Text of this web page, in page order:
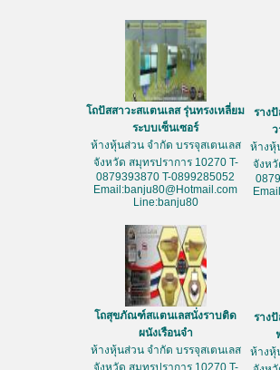
โถปัสสาวะสแตนเลส รุ่นทรงเหลี่ยม
ระบบเซ็นเซอร์
ห้างหุ้นส่วน จำกัด บรรจุสเตนเลส
จังหวัด สมุทรปราการ 10270 T-
0879393870 T-0899285052
Email:banju80@Hotmail.com
Line:banju80
ราง
ห้างหุ้
จังห
โถสุขภัณฑ์สแตนเลสนั่งราบติด
ผนังเรือนจำ
ห้างหุ้นส่วน จำกัด บรรจุสเตนเลส
จังหวัด สมุทรปราการ 10270 T-
ราง
ห้างหุ้